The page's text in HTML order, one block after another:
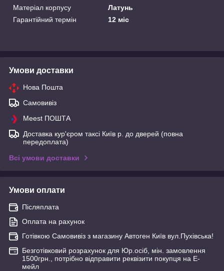
Матеріал корпусу
Латунь
Гарантійний термін
12 міс
Умови доставки
Нова Пошта
Самовивіз
Meest ПОШТА
Доставка кур'єром таксі Київ р. до дверей (повна
передоплата)
Всі умови доставки
Умови оплати
Післяплата
Оплата на рахунок
Готівкою Самовивіз з магазину Автоген Київ вул.Пухівська!
Безготівковий розрахунок для Юр.осіб, мін. замовлення
1500грн., потрібно відправити реквізити покупця на Е-
мейл